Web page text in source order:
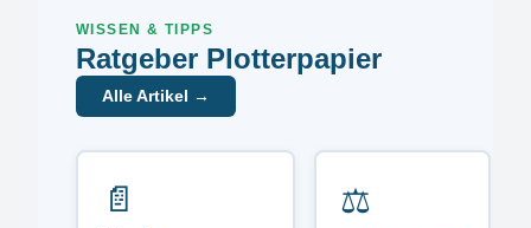
WISSEN & TIPPS
Ratgeber Plotterpapier
Alle Artikel →
📄 ⚖️